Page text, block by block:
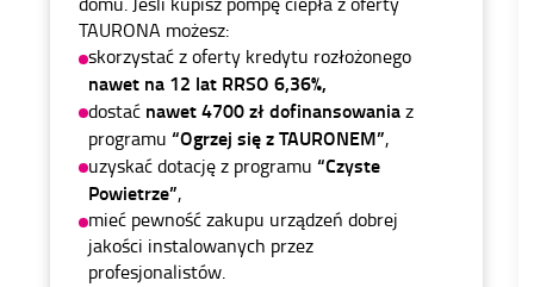
TAURONA możesz:
skorzystać z oferty kredytu rozłożonego
nawet na 12 lat RRSO 6,36%,
dostać nawet 4700 zł dofinansowaniaz
programu “Ogrzej się z TAURONEM”,
uzyskać dotację z programu “Czyste
Powietrze”,
mieć pewność zakupu urządzeń dobrej
jakości instalowanych przez
profesjonalistów.